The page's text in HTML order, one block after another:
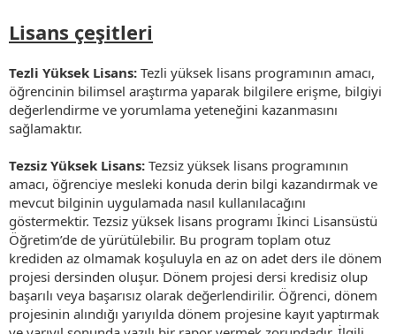
Lisans çeşitleri
Tezli Yüksek Lisans: Tezli yüksek lisans programının amacı,
öğrencinin bilimsel araştırma yaparak bilgilere erişme, bilgiyi
değerlendirme ve yorumlama yeteneğini kazanmasını
sağlamaktır.
Tezsiz Yüksek Lisans: Tezsiz yüksek lisans programının
amacı, öğrenciye mesleki konuda derin bilgi kazandırmak ve
mevcut bilginin uygulamada nasıl kullanılacağını
göstermektir. Tezsiz yüksek lisans programı İkinci Lisansüstü
Öğretim’de de yürütülebilir. Bu program toplam otuz
krediden az olmamak koşuluyla en az on adet ders ile dönem
projesi dersinden oluşur. Dönem projesi dersi kredisiz olup
başarılı veya başarısız olarak değerlendirilir. Öğrenci, dönem
projesinin alındığı yarıyılda dönem projesine kayıt yaptırmak